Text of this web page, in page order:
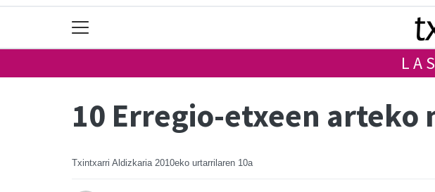
10 Erregio-etxeen
Txintxarri Aldizkaria 2010eko urtarrilaren 10a